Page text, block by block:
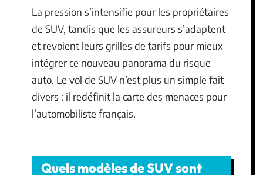
La pression s’intensifie pour les propriétaires
de SUV, tandis que les assureurs s’adaptent
et revoient leurs grilles de tarifs pour mieux
intégrer ce nouveau panorama du risque
auto. Le vol de SUV n’est plus un simple fait
divers : il redéfinit la carte des menaces pour
l’automobiliste français.
Quels modèles de SUV sont